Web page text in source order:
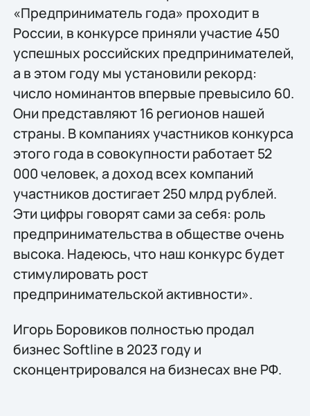
«Предприниматель года» проходит в
России, в конкурсе приняли участие 450
успешных российских предпринимателей,
а в этом году мы установили рекорд:
число номинантов впервые превысило 60.
Они представляют 16 регионов нашей
страны. В компаниях участников конкурса
этого года в совокупности работает 52
000 человек, а доход всех компаний
участников достигает 250 млрд рублей.
Эти цифры говорят сами за себя: роль
предпринимательства в обществе очень
высока. Надеюсь, что наш конкурс будет
стимулировать рост
предпринимательской активности».
Игорь Боровиков полностью продал
бизнес Softline в 2023 году и
сконцентрировался на бизнесах вне РФ.